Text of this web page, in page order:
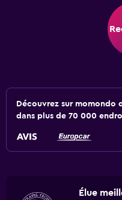
Découvrez sur momondo
dans plus de 70 000
Élue